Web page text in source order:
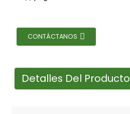
CONTÁCTANOS
Detalles Del Producto